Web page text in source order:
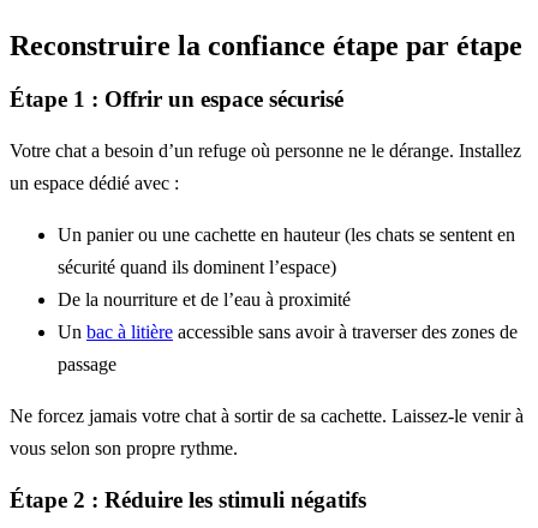
Reconstruire la confiance étape par étape
Étape 1 : Offrir un espace sécurisé
Votre chat a besoin d’un refuge où personne ne le dérange. Installez
un espace dédié avec :
Un panier ou une cachette en hauteur (les chats se sentent en
sécurité quand ils dominent l’espace)
De la nourriture et de l’eau à proximité
Un bac à litière accessible sans avoir à traverser des zones de
passage
Ne forcez jamais votre chat à sortir de sa cachette. Laissez-le venir à
vous selon son propre rythme.
Étape 2 : Réduire les stimuli négatifs